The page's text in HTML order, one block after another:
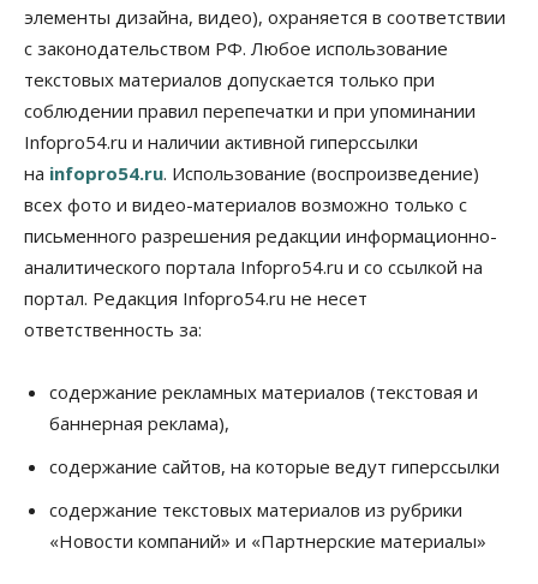
Общество
Новосибирцы будут получать квитанции за ЖКУ
по-новому
08 Августа 2026, 09:00
Бизнес
В Новосибирской области резко
сократился грузооборот в автоперевозках
07 Августа 2026, 19:00
Общество
В Новосибирске прошёл митинг
против нового закона о памятниках
07 Августа 2026, 18:00
Бизнес
В аэропорту Толмачёво завершены работы по
бетонированию рулежных дорожек
Бизнес Недвижимость Общество
Новосибирцы стали реже оформлять
дома по упрощенной схеме
элементы дизайна, видео), охраняется в соответствии
с законодательством РФ. Любое использование
текстовых материалов допускается только при
соблюдении правил перепечатки и при упоминании
Infopro54.ru и наличии активной гиперссылки
на infopro54.ru. Использование (воспроизведение)
всех фото и видео-материалов возможно только с
письменного разрешения редакции информационно-
аналитического портала Infopro54.ru и со ссылкой на
портал. Редакция Infopro54.ru не несет
ответственность за:
содержание рекламных материалов (текстовая и
баннерная реклама),
содержание сайтов, на которые ведут гиперссылки
содержание текстовых материалов из рубрики
«Новости компаний» и «Партнерские материалы»